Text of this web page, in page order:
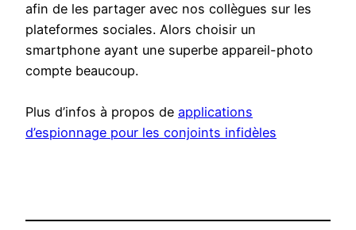
afin de les partager avec nos collègues sur les
plateformes sociales. Alors choisir un
smartphone ayant une superbe appareil-photo
compte beaucoup.
Plus d’infos à propos de applications
d’espionnage pour les conjoints infidèles